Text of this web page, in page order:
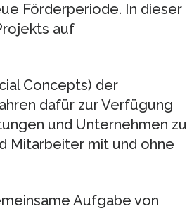
Förderperiode. In dieser
auf
Concepts) der
dafür zur Verfügung
und Unternehmen zu
Mitarbeiter mit und ohne
Aufgabe von